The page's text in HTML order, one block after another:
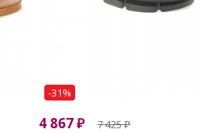
-31%
4 867₽ 7 425₽